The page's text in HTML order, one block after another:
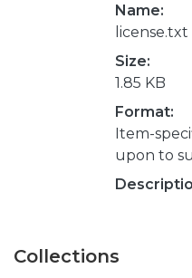
Name:
license.txt
Size:
1.85 KB
Format:
Item-
upon to
Collections